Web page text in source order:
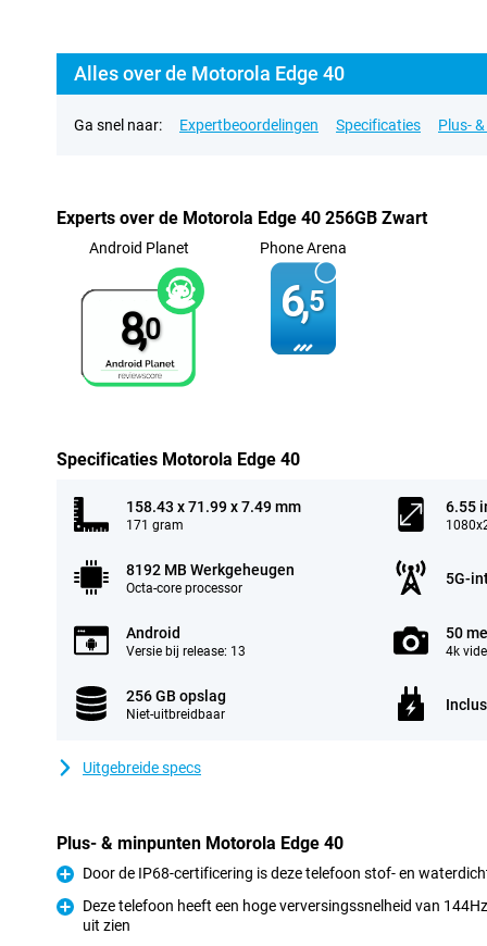
Alles over de Motorola Edge 40
Ga snel naar: Expertbeoordelingen Specificaties Plus-
Experts over de Motorola Edge 40 256GB Zwart
Android Planet
8,0
Phone Arena
6,5
Specificaties Motorola Edge 40
158.43 x 71.99 x 7.49 mm
171 gram
6.55
8192 MB Werkgeheugen
Octa-core processor
5G-
Android
Versie bij release: 13
50
4k
256 GB opslag
Niet-uitbreidbaar
Uitgebreide specs
Plus- & minpunten Motorola Edge 40
Pluspunt
Door de IP68-certificering is deze telefoon stof- en
Pluspunt
Deze telefoon heeft een hoge verversingssnelheid van
uit zien